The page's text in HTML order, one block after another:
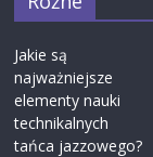
Jakie są
najważniejsze
elementy nauki
technikalnych
tańca jazzowego?